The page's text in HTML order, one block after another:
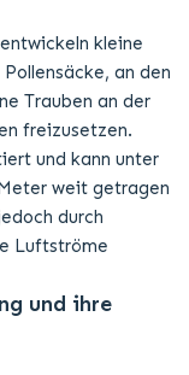
kleine
an den
Trauben an der
freizusetzen.
und kann unter
weit getragen
durch
Luftströme
und ihre